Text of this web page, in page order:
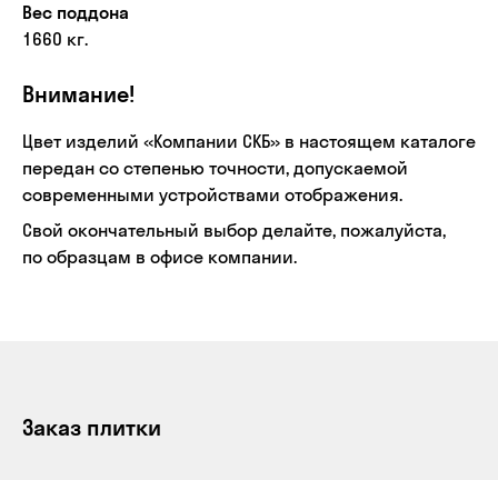
Вес поддона
1660 кг.
Внимание!
Цвет изделий «Компании СКБ» в настоящем каталоге
передан со степенью точности, допускаемой
современными устройствами отображения.
Свой окончательный выбор делайте, пожалуйста,
по образцам в офисе компании.
Заказ плитки